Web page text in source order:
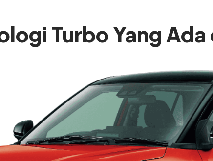
Turbo Yang